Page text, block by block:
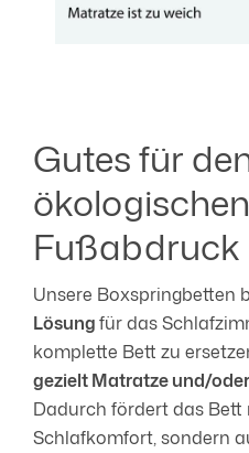
Gutes für
ökologischen
Fußabdruck
Unsere Boxspringbetten
Lösungfür das
komplette Bett zu
gezielt Matratze und/
Dadurch fördert das Bett
Schlafkomfort, sondern